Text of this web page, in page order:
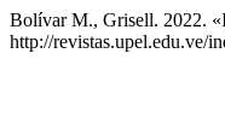
Bolívar M., Grisell. 2022.
http://revistas.upel.edu.ve/